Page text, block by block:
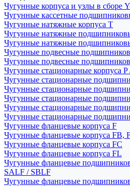
Чугунные корпуса и узлы в сборе
Чугунные кассетные
Чугунные натяжные корпуса T
Чугунные натяжные
Чугунные натяжные
Чугунные подвесные
Чугунные подвесные
Чугунные стационарные корпуса P
Чугунные стационарные
Чугунные стационарные
Чугунные стационарные
Чугунные стационарные
Чугунные стационарные
Чугунные фланцевые корпуса F
Чугунные фланцевые корпуса FB,
Чугунные фланцевые корпуса FC
Чугунные фланцевые корпуса FL
Чугунные фланцевые
SALF / SBLF
Чугунные фланцевые